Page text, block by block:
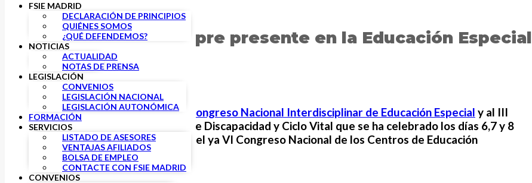
FSIE MADRID
DECLARACIÓN DE PRINCIPIOS
QUIÉNES SOMOS
¿QUÉ DEFENDEMOS?
NOTICIAS
ACTUALIDAD
NOTAS DE PRENSA
LEGISLACIÓN
CONVENIOS
LEGISLACIÓN NACIONAL
LEGISLACIÓN AUTONÓMICA
FORMACIÓN
SERVICIOS
LISTADO DE ASESORES
VENTAJAS AFILIADOS
BOLSA DE EMPLEO
CONTACTE CON FSIE MADRID
CONVENIOS
9 NOVIEMBRE, 2024
FSIE Madrid siempre presente en la Educación Especial
FSIE Madrid asiste alVI Congreso Nacional Interdisciplinar de Educación Especial y al III
Congreso Internacional de Discapacidad y Ciclo Vital que se ha celebrado los días 6,7 y 8
de noviembre se celebró el ya VI Congreso Nacional de los Centros de Educación
Especial.